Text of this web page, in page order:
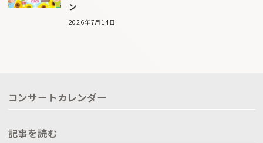
ン
2026年7月14日
コンサートカレンダー
記事を読む